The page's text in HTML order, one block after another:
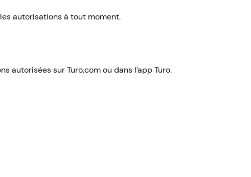
autorisations à tout moment.
sur Turo.com ou dans l’app Turo.